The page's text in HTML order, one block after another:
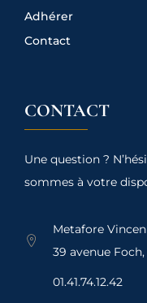
Adhérer
Contact
CONTACT
Une question ?
sommes à votre
Metafore
39 avenue
01.41.74.12.42